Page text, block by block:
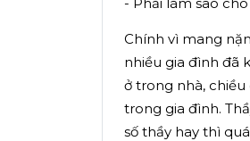
Chính vì mang
nhiều gia đình đã
ở trong nhà,
trong gia đình.
số thầy hay thì